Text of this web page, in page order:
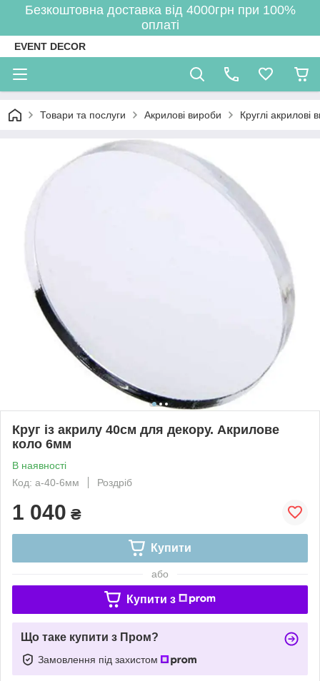
Безкоштовна доставка від 4000грн при 100%
оплаті
EVENT DECOR
Товари та послуги Акрилові вироби Круглі
Круг із акрилу 40см для декору. Акрилове
коло 6мм
В наявності
Код: а-40-6мм
Роздріб
1 040 ₴
Купити
або
Купити з
Що таке купити з Пром?
Замовлення під захистом